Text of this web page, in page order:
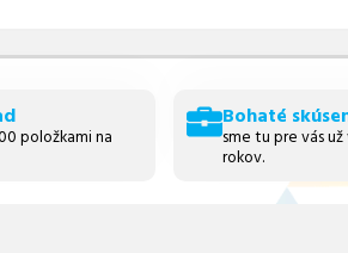
položkami na
Bohaté
sme tu pre vás už
rokov.